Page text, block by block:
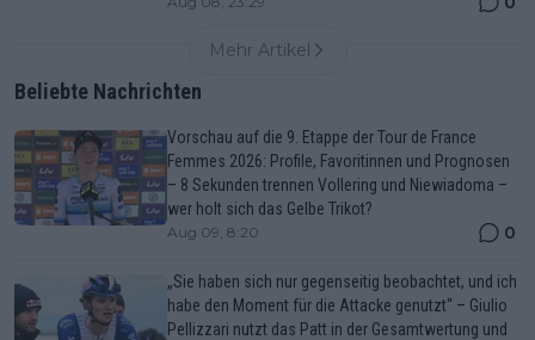
Mehr Artikel
Beliebte Nachrichten
Vorschau auf die 9. Etappe der Tour de France
Femmes 2026: Profile, Favoritinnen und Prognosen
– 8 Sekunden trennen Vollering und Niewiadoma –
wer holt sich das Gelbe Trikot?
Aug 09, 8:20 0
„Sie haben sich nur gegenseitig beobachtet, und ich
habe den Moment für die Attacke genutzt“ – Giulio
Pellizzari nutzt das Patt in der Gesamtwertung und